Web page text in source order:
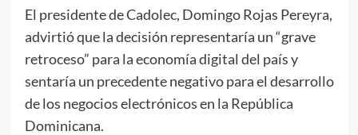
El presidente de Cadolec, Domingo Rojas Pereyra,
advirtió que la decisión representaría un “grave
retroceso” para la economía digital del país y
sentaría un precedente negativo para el desarrollo
de los negocios electrónicos en la República
Dominicana.